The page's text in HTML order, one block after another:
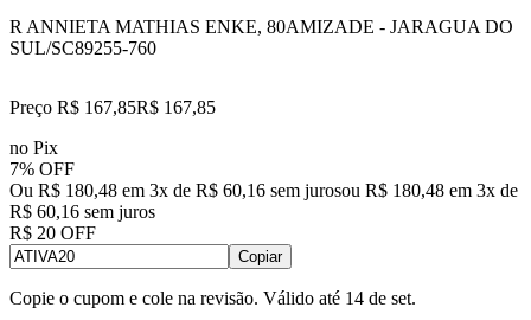
R ANNIETA MATHIAS ENKE, 80AMIZADE - JARAGUA DO
SUL/SC89255-760
Preço R$ 167,85R$ 167,85
no Pix
7% OFF
Ou R$ 180,48 em 3x de R$ 60,16 sem jurosou R$ 180,48 em 3x de
R$ 60,16 sem juros
R$ 20 OFF
Copiar
Copie o cupom e cole na revisão. Válido até 14 de set.